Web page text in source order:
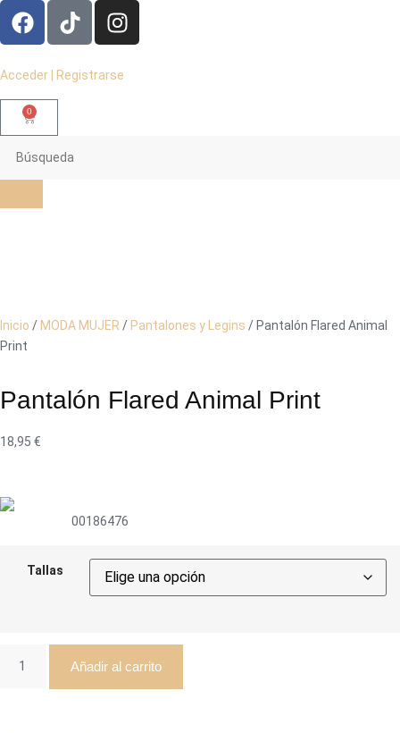
Acceder | Registrarse
0
Inicio / MODA MUJER / Pantalones y Legins / Pantalón Flared Animal
Print
Pantalón Flared Animal Print
18,95 €
00186476
Tallas
Añadir al carrito